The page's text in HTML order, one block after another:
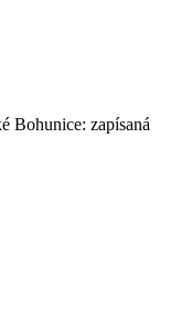
Bohunice: zapísaná